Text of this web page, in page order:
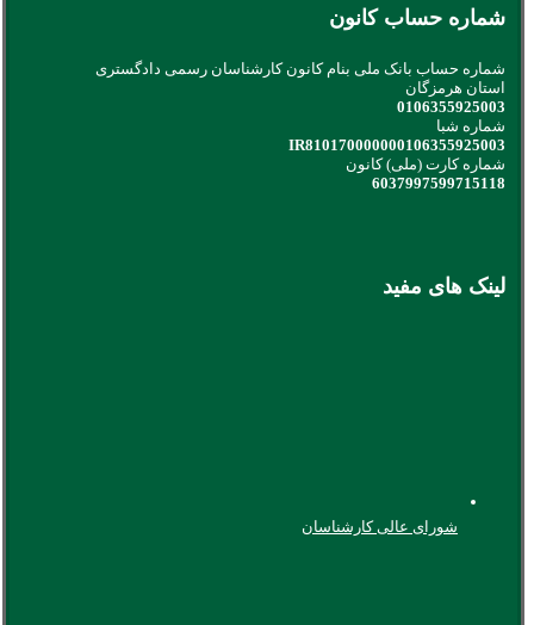
شماره حساب کانون
شماره حساب بانک ملی بنام کانون کارشناسان رسمی دادگستری
استان هرمزگان
0106355925003
شماره شبا
IR810170000000106355925003
شماره کارت (ملی) کانون
6037997599715118
لینک های مفید
شورای عالی کارشناسان